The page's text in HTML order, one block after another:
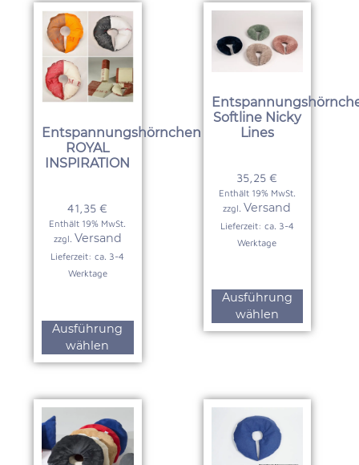
Entspannungshörnchen
ROYAL
INSPIRATION
41,35€
Enthält 19% MwSt.
zzgl. Versand
Lieferzeit: ca. 3-4
Werktage
Ausführung
wählen
Softline Nicky
Lines
35,25€
Enthält 19% MwSt.
zzgl.Versand
Lieferzeit: ca. 3-4
Werktage
Ausführung
wählen